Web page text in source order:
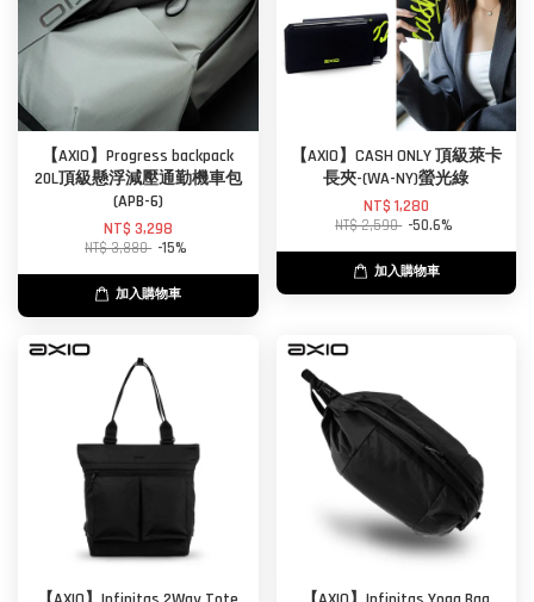
【AXIO】Progress backpack
20L頂級懸浮減壓通勤機車包
(APB-6)
NT$ 3,298
NT$ 3,880 -15%
加入購物車
【AXIO】CASH ONLY 頂級萊卡
長夾-(WA-NY)螢光綠
NT$ 1,280
NT$ 2,590 -50.6%
加入購物車